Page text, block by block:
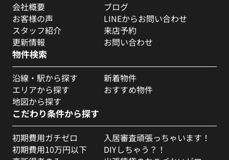
会社概要
お客様の声
スタッフ紹介
更新情報
ブログ
LINEからお問い合わせ
来店予約
お問い合わせ
物件検索
沿線・駅から探す
エリアから探す
地図から探す
新着物件
おすすめ物件
こだわり条件から探す
初期費用ガチゼロ
初期費用10万円以下
入居審査頑張っちゃいます！
DIYしちゃう？！